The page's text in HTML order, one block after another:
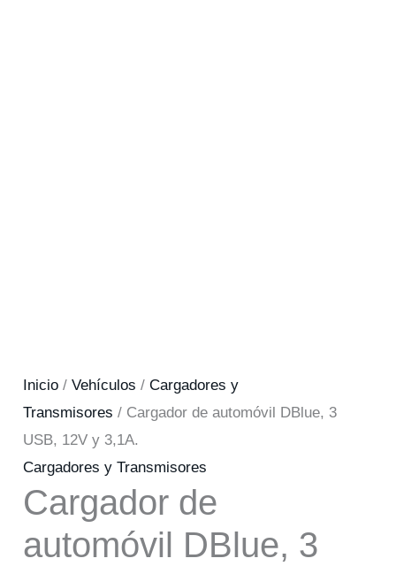
Inicio /Vehículos /Cargadores y
Transmisores / Cargador de automóvil DBlue, 3
USB, 12V y 3,1A.
Cargadores y Transmisores
Cargador de
automóvil DBlue, 3